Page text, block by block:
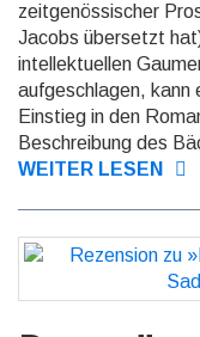
zeitgenössischer
Jacobs übersetzt
intellektuellen
aufgeschlagen, kann
Einstieg in den
Beschreibung des
WEITER LESEN